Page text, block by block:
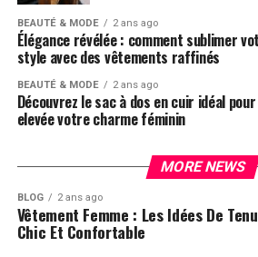
BEAUTÉ & MODE 2 ans ago
Élégance révélée : comment sublimer
style avec des vêtements raffinés
BEAUTÉ & MODE 2 ans ago
Découvrez le sac à dos en cuir idéal pour
elevée votre charme féminin
MORE NEWS
BLOG 2 ans ago
Vêtement Femme : Les Idées De
Chic Et Confortable